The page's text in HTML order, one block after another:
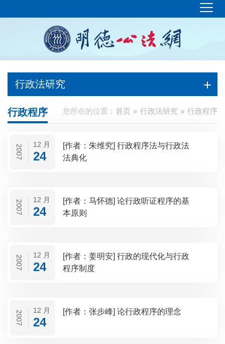
行政法研究
您所在的位置： 首页 行政法研究 行政程序
行政程序
2007 12 月
24
[作者：朱维究] 行政程序法与行政法
法典化
2007 12 月
24
[作者：马怀德] 论行政听证程序的基
本原则
2007 12 月
24
[作者：姜明安] 行政的现代化与行政
程序制度
2007 12 月
24
[作者：张步峰] 论行政程序的理念